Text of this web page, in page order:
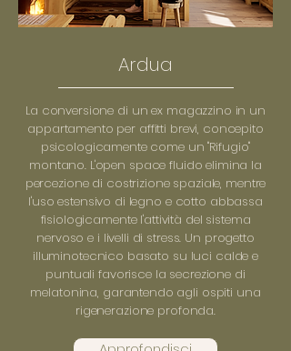
Ardua
La conversione di un ex magazzino in un
appartamento per affitti brevi, concepito
psicologicamente come un "Rifugio"
montano. L'open space fluido elimina la
percezione di costrizione spaziale, mentre
l'uso estensivo di legno e cotto abbassa
fisiologicamente l'attività del sistema
nervoso e i livelli di stress. Un progetto
illuminotecnico basato su luci calde e
puntuali favorisce la secrezione di
melatonina, garantendo agli ospiti una
rigenerazione profonda.